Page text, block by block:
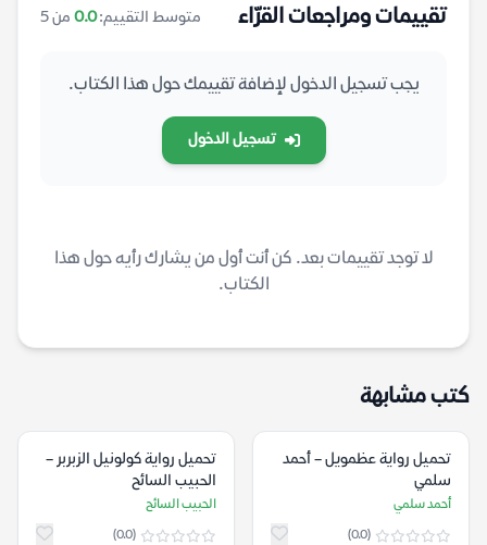
تقييمات ومراجعات القرّاء متوسط التقييم:0.0 من 5
يجب تسجيل الدخول لإضافة تقييمك حول هذا الكتاب.
تسجيل الدخول
لا توجد تقييمات بعد. كن أنت أول من يشارك رأيه حول هذا
الكتاب.
كتب مشابهة
تحميل رواية عظمويل – أحمد
سلمي
أحمد سلمي
(0.0)
تحميل رواية كولونيل الزبربر –
الحبيب السائح
الحبيب السائح
(0.0)